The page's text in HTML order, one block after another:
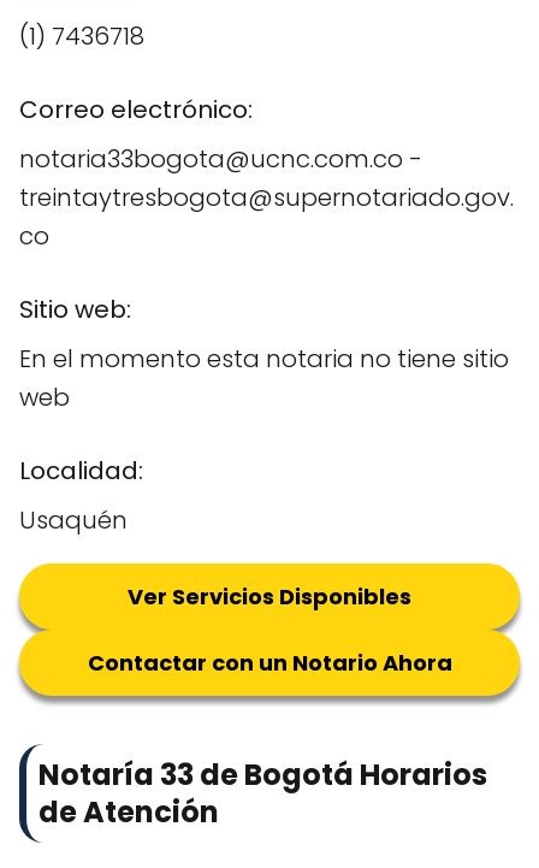
(1) 7436718
Correo electrónico:
notaria33bogota@ucnc.com.co -
treintaytresbogota@supernotariado.gov.
co
Sitio web:
En el momento esta notaria no tiene sitio
web
Localidad:
Usaquén
Ver Servicios Disponibles
Contactar con un Notario Ahora
Notaría 33 de Bogotá Horarios
de Atención